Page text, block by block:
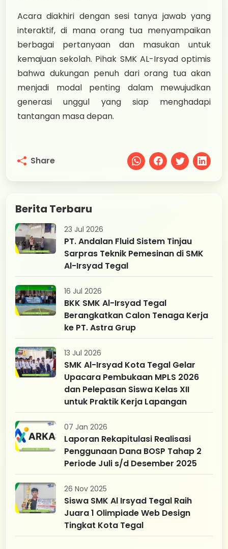
Acara diakhiri dengan sesi tanya jawab yang
interaktif, di mana orang tua menyampaikan
berbagai pertanyaan dan masukan untuk
kemajuan sekolah. Pihak SMK AL-Irsyad optimis
bahwa dukungan penuh dari orang tua akan
menjadi modal penting dalam mewujudkan
generasi unggul yang siap menghadapi
tantangan masa depan.
Share
Berita Terbaru
23 Jul 2026
PT. Andalan Fluid Sistem Tinjau
Sarpras Teknik Pemesinan di SMK
Al-Irsyad Tegal
16 Jul 2026
BKK SMK Al-Irsyad Tegal
Berangkatkan Calon Tenaga Kerja
ke PT. Astra Grup
13 Jul 2026
SMK Al-Irsyad Kota Tegal Gelar
Upacara Pembukaan MPLS 2026
dan Pelepasan Siswa Kelas XII
untuk Praktik Kerja Lapangan
07 Jan 2026
Laporan Rekapitulasi Realisasi
Penggunaan Dana BOSP Tahap 2
Periode Juli s/d Desember 2025
26 Nov 2025
Siswa SMK Al Irsyad Tegal Raih
Juara 1 Olimpiade Web Design
Tingkat Kota Tegal